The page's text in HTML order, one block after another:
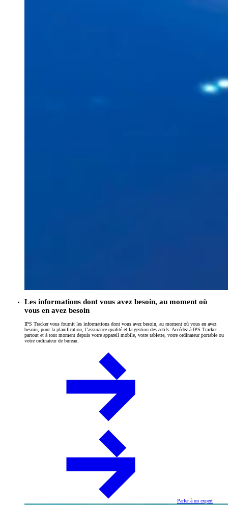
Les informations dont vous avez besoin, au moment où
vous en avez besoin
IPS Tracker vous fournit les informations dont vous avez besoin, au moment où vous en avez
besoin, pour la planification, l’assurance qualité et la gestion des actifs. Accédez à IPS Tracker
partout et à tout moment depuis votre appareil mobile, votre tablette, votre ordinateur portable ou
votre ordinateur de bureau.
Parler à un expert